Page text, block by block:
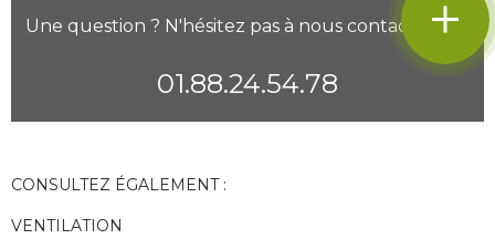
description
Une question ? N'hésitez pas à nous contacter au :
01.88.24.54.78
CONSULTEZ ÉGALEMENT :
VENTILATION